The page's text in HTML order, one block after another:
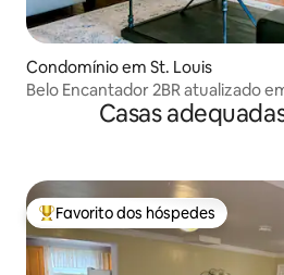
Condomínio em St. Louis
Belo Encantador 2BR atualizado
Casas
Favoritos dos hóspedes mais
Favorito dos hóspedes